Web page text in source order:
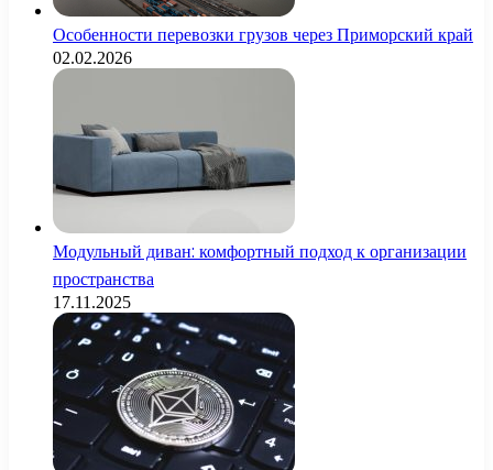
Особенности перевозки грузов через Приморский край
02.02.2026
Модульный диван: комфортный подход к организации
пространства
17.11.2025